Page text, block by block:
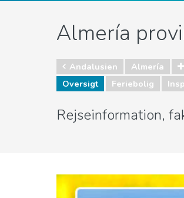
Almería
Andalusien
Almería
Oversigt
Feriebolig
Rejseinformation,